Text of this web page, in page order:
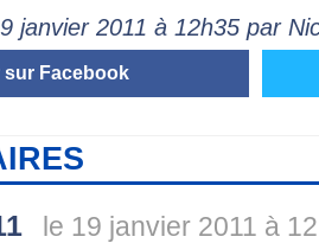
janvier 2011 à 12h35 par
sur Facebook
le 19 janvier 2011 à